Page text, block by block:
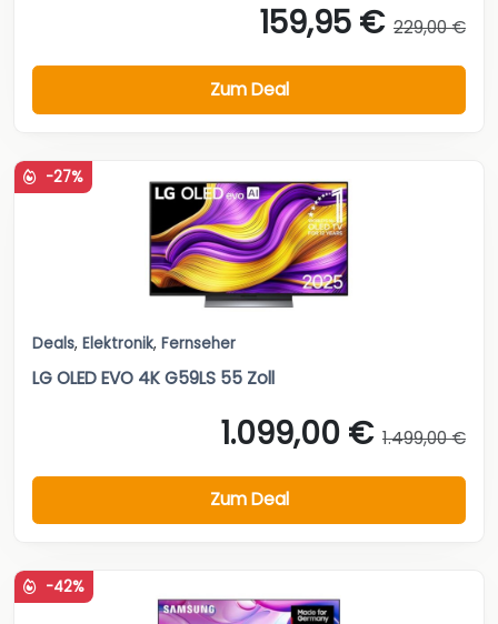
159,95 € 229,00 €
Zum Deal
-27%
Deals, Elektronik, Fernseher
LG OLED EVO 4K G59LS 55 Zoll
1.099,00 € 1.499,00 €
Zum Deal
-42%